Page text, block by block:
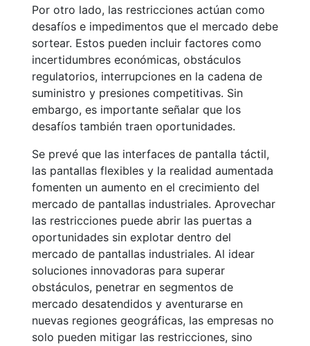
Por otro lado, las restricciones actúan como
desafíos e impedimentos que el mercado debe
sortear. Estos pueden incluir factores como
incertidumbres económicas, obstáculos
regulatorios, interrupciones en la cadena de
suministro y presiones competitivas. Sin
embargo, es importante señalar que los
desafíos también traen oportunidades.
Se prevé que las interfaces de pantalla táctil,
las pantallas flexibles y la realidad aumentada
fomenten un aumento en el crecimiento del
mercado de pantallas industriales. Aprovechar
las restricciones puede abrir las puertas a
oportunidades sin explotar dentro del
mercado de pantallas industriales. Al idear
soluciones innovadoras para superar
obstáculos, penetrar en segmentos de
mercado desatendidos y aventurarse en
nuevas regiones geográficas, las empresas no
solo pueden mitigar las restricciones, sino